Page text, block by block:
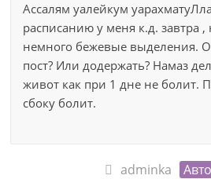
Ассалям уалейкум
расписанию у меня к.д. завтра ,
немного бежевые выделения.
пост? Или додержать? Намаз
живот как при 1 дне не болит.
сбоку болит.
adminka